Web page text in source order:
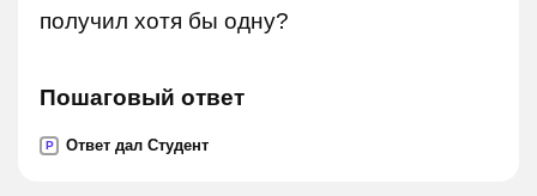
получил хотя бы одну?
Пошаговый ответ
P Ответ дал Студент